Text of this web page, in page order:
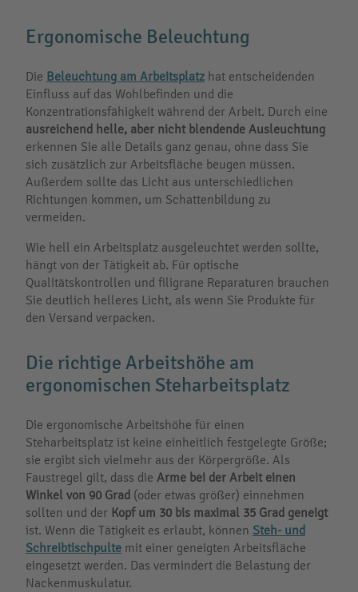
Ergonomische Beleuchtung
Die Beleuchtung am Arbeitsplatz hat entscheidenden
Einfluss auf das Wohlbefinden und die
Konzentrationsfähigkeit während der Arbeit. Durch eine
ausreichend helle, aber nicht blendende Ausleuchtung
erkennen Sie alle Details ganz genau, ohne dass Sie
sich zusätzlich zur Arbeitsfläche beugen müssen.
Außerdem sollte das Licht aus unterschiedlichen
Richtungen kommen, um Schattenbildung zu
vermeiden.
Wie hell ein Arbeitsplatz ausgeleuchtet werden sollte,
hängt von der Tätigkeit ab. Für optische
Qualitätskontrollen und filigrane Reparaturen brauchen
Sie deutlich helleres Licht, als wenn Sie Produkte für
den Versand verpacken.
Die richtige Arbeitshöhe am
ergonomischen Steharbeitsplatz
Die ergonomische Arbeitshöhe für einen
Steharbeitsplatz ist keine einheitlich festgelegte Größe;
sie ergibt sich vielmehr aus der Körpergröße. Als
Faustregel gilt, dass die Arme bei der Arbeit einen
Winkel von 90 Grad (oder etwas größer) einnehmen
sollten und der Kopf um 30 bis maximal 35 Grad geneigt
ist. Wenn die Tätigkeit es erlaubt, können Steh- und
Schreibtischpulte mit einer geneigten Arbeitsfläche
eingesetzt werden. Das vermindert die Belastung der
Nackenmuskulatur.